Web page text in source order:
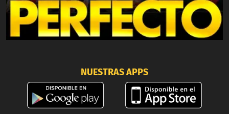
NUESTRAS APPS